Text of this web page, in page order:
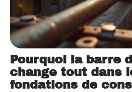
Pourquoi la barre
change tout dans
fondations de